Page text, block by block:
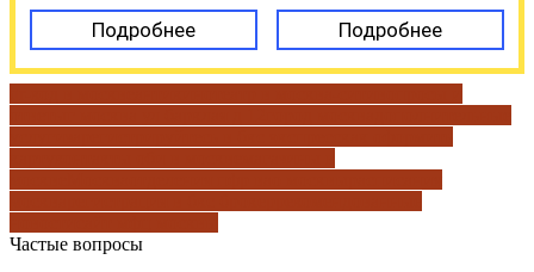
Подробнее Подробнее
Частые вопросы